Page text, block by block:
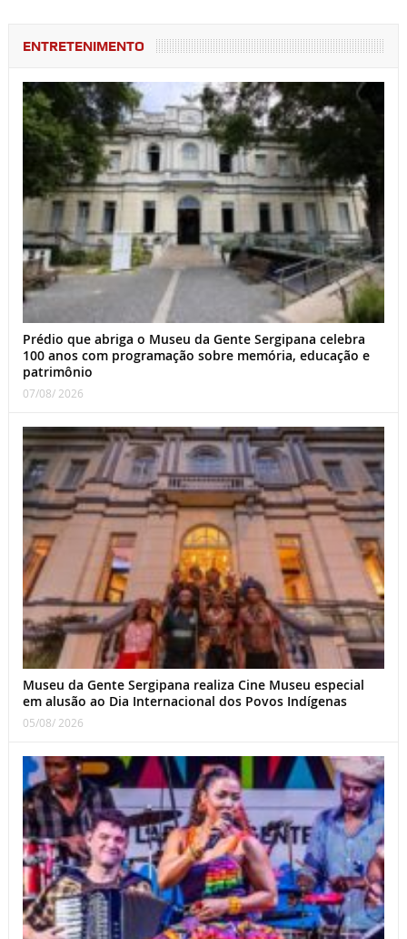
ENTRETENIMENTO
Prédio que abriga o Museu da Gente Sergipana celebra
100 anos com programação sobre memória, educação e
patrimônio
07/08/ 2026
Museu da Gente Sergipana realiza Cine Museu especial
em alusão ao Dia Internacional dos Povos Indígenas
05/08/ 2026